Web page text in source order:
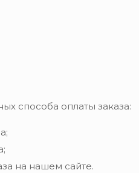
способа оплаты заказа:
на нашем сайте.